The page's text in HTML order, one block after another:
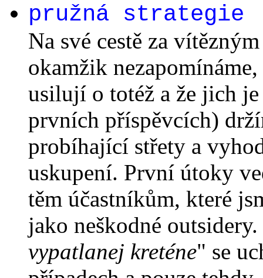
pružná strategie
Na své cestě za
okamžik
usilují o totéž a že jich
prvních příspěvcích)
probíhající střety a
uskupení. První útoky
těm účastníkům, které
jako neškodné
vypatlanej kreténe" se